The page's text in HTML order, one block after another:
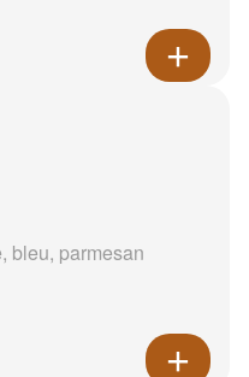
bleu, parmesan